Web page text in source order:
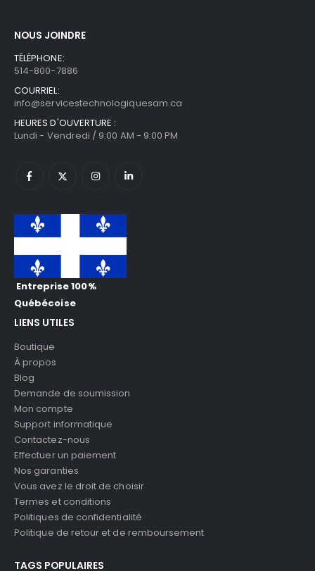
NOUS JOINDRE
TÉLÉPHONE:
514-800-7886
COURRIEL:
info@servicestechnologiquesam.ca
HEURES D'OUVERTURE :
Lundi - Vendredi / 9:00 AM - 9:00 PM
Entreprise 100%
Québécoise
LIENS UTILES
Boutique
À propos
Blog
Demande de soumission
Mon compte
Support informatique
Contactez-nous
Effectuer un paiement
Nos garanties
Vous avez le droit de choisir
Termes et conditions
Politiques de confidentialité
Politique de retour et de remboursement
TAGS POPULAIRES